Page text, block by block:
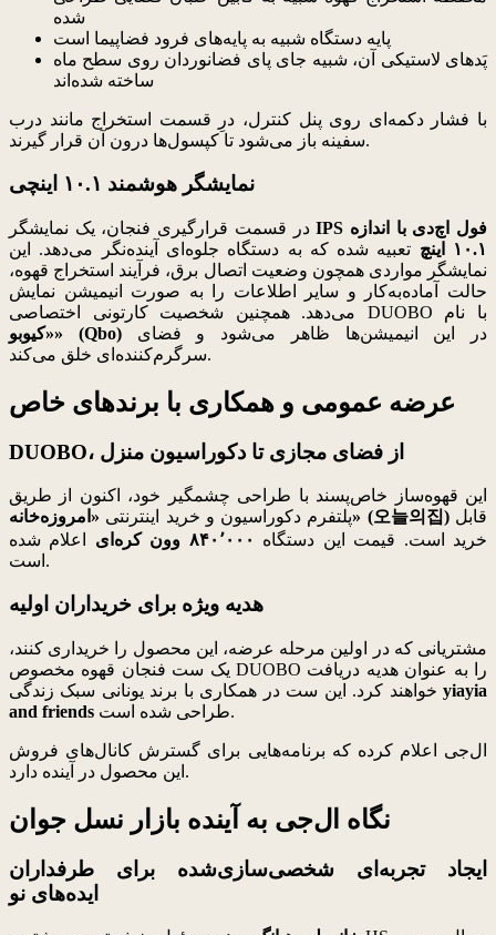
شده
پایه دستگاه شبیه به پایه‌های فرود فضاپیما است
پَدهای لاستیکی آن، شبیه جای پای فضانوردان روی سطح ماه
ساخته شده‌اند
با فشار دکمه‌ای روی پنل کنترل، درِ قسمت استخراج مانند درب
سفینه باز می‌شود تا کپسول‌ها درون آن قرار گیرند.
نمایشگر هوشمند ۱۰.۱ اینچی
در قسمت قرارگیری فنجان، یک نمایشگرIPS فول اچ‌دی با اندازه
۱۰.۱ اینچ
تعبیه شده که به دستگاه جلوه‌ای آینده‌نگر می‌دهد. این
نمایشگر مواردی همچون وضعیت اتصال برق، فرآیند استخراج قهوه،
حالت آماده‌به‌کار و سایر اطلاعات را به صورت انیمیشن نمایش
می‌دهد. همچنین شخصیت کارتونی اختصاصی DUOBO با نام
«کیوبو» (Qbo)در این انیمیشن‌ها ظاهر می‌شود و فضای
سرگرم‌کننده‌ای خلق می‌کند.
عرضه عمومی و همکاری با برندهای خاص
DUOBO، از فضای مجازی تا دکوراسیون منزل
این قهوه‌ساز خاص‌پسند با طراحی چشمگیر خود، اکنون از طریق
پلتفرم دکوراسیون و خرید اینترنتی«امروزه‌خانه» (오늘의집)قابل
خرید است. قیمت این دستگاه
۸۴۰٬۰۰۰ وون کره‌ای
اعلام شده
است.
هدیه ویژه برای خریداران اولیه
مشتریانی که در اولین مرحله عرضه، این محصول را خریداری کنند،
یک ست فنجان قهوه مخصوص DUOBO را به عنوان هدیه دریافت
خواهند کرد. این ست در همکاری با برند یونانی سبک زندگیyiayia
and friends
طراحی شده است.
ال‌جی اعلام کرده که برنامه‌هایی برای گسترش کانال‌های فروش
این محصول در آینده دارد.
نگاه ال‌جی به آینده بازار نسل جوان
ایجاد تجربه‌ای شخصی‌سازی‌شده برای طرفداران
ایده‌های نو